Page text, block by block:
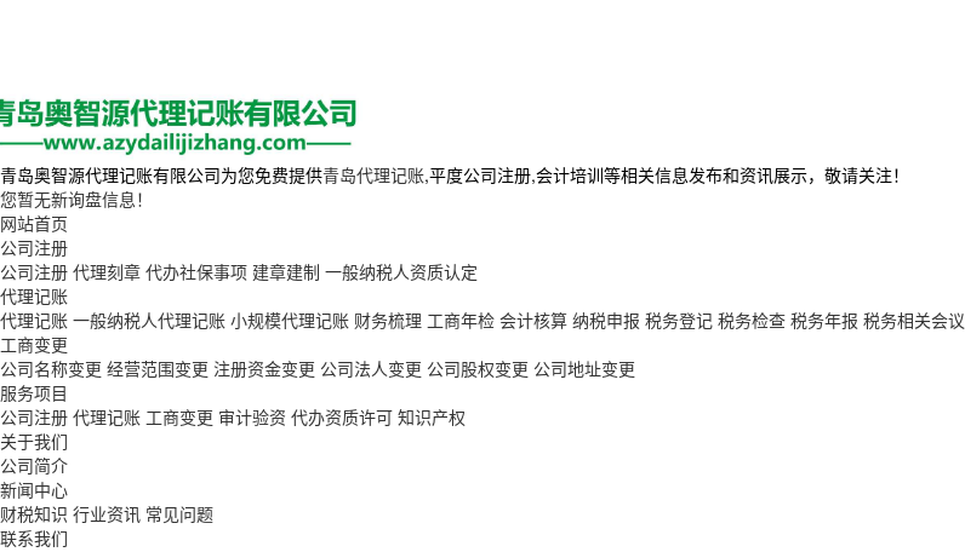
青岛奥智源代理记账有限公司为您免费提供青岛代理记账,平度公司注册,会计培训等相关信息发布和资讯展示，敬请关注！
您暂无新询盘信息！
网站首页
公司注册
公司注册 代理刻章 代办社保事项 建章建制 一般纳税人资质认定
代理记账
代理记账 一般纳税人代理记账 小规模代理记账 财务梳理 工商年检 会计核算 纳税申报 税务登记 税务检查 税务年报 税务相关会议
工商变更
公司名称变更 经营范围变更 注册资金变更 公司法人变更 公司股权变更 公司地址变更
服务项目
公司注册 代理记账 工商变更 审计验资 代办资质许可 知识产权
关于我们
公司简介
新闻中心
财税知识 行业资讯 常见问题
联系我们